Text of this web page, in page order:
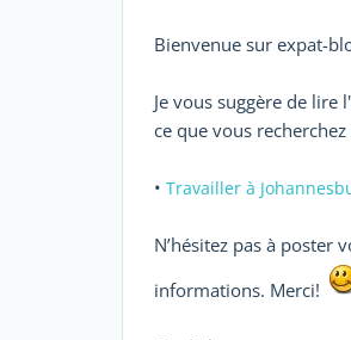
Bienvenue sur expat-
Je vous suggère de
ce que vous
• Travailler à
N’hésitez pas à poster
informations. Merci!